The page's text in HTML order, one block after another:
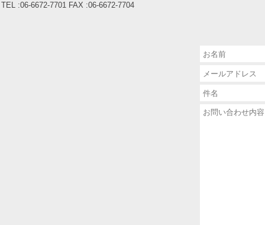
TEL :06-6672-7701 FAX :06-6672-7704